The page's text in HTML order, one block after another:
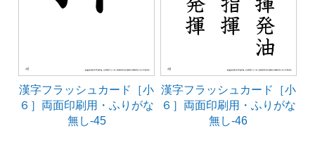
漢字フラッシュカード［小
６］両面印刷用・ふりがな
無し-45
漢字フラッシュカード［小
６］両面印刷用・ふりがな
無し-46